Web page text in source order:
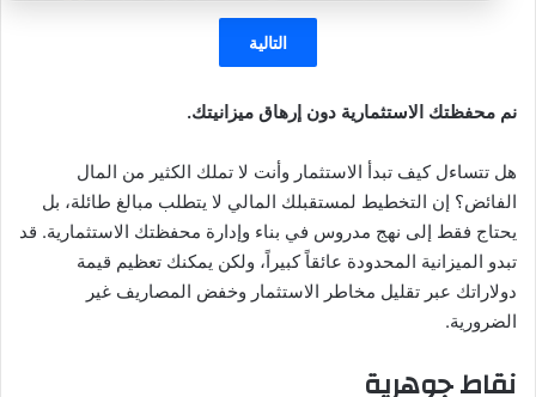
التالية
نم محفظتك الاستثمارية دون إرهاق ميزانيتك.
هل تتساءل كيف تبدأ الاستثمار وأنت لا تملك الكثير من المال
الفائض؟ إن التخطيط لمستقبلك المالي لا يتطلب مبالغ طائلة، بل
يحتاج فقط إلى نهج مدروس في بناء وإدارة محفظتك الاستثمارية. قد
تبدو الميزانية المحدودة عائقاً كبيراً، ولكن يمكنك تعظيم قيمة
دولاراتك عبر تقليل مخاطر الاستثمار وخفض المصاريف غير
الضرورية.
نقاط جوهرية